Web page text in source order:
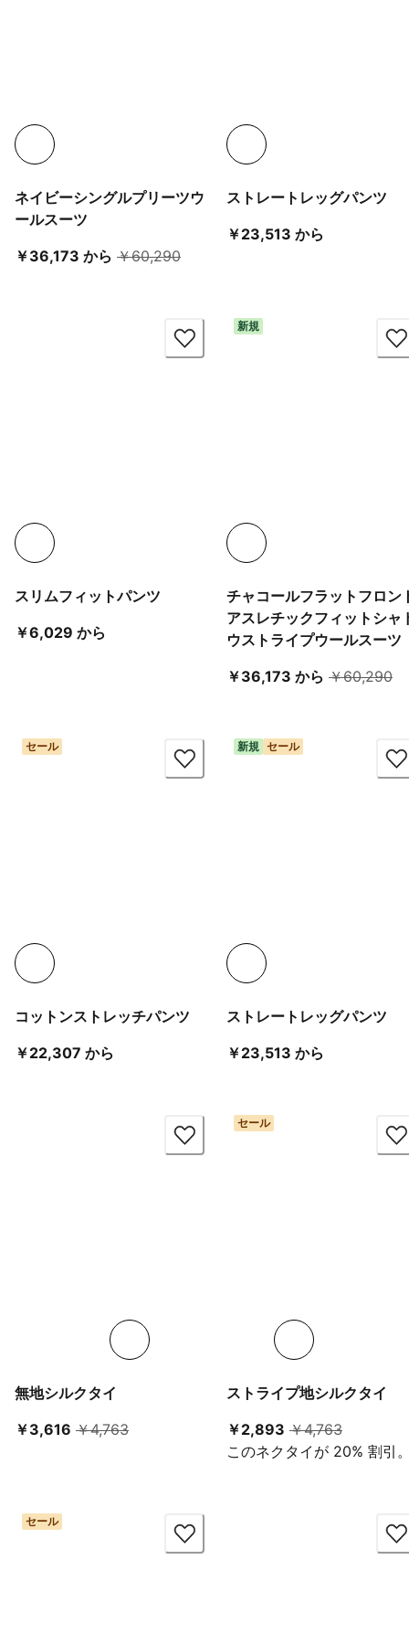
ネイビーシングルプリーツウ
ールスーツ
￥36,173 から 現在の価格 ￥36,173 から
￥60,290元の価格 ￥60,290
ストレートレッグパンツ
￥23,513 から
スリムフィットパンツ
￥6,029 から 現在の価格 ￥6,029 から
チャコールフラットフロン
アスレチックフィットシャ
ウストライプウールスーツ
￥36,173 から 現在の価格
￥60,290
新規
コットンストレッチパンツ
￥22,307 から 現在の価格 ￥22,307 から
セール
ストレートレッグパンツ
￥23,513 から
新規 セール
無地シルクタイ
￥3,616 現在の価格 ￥3,616
￥4,763元の価格 ￥4,763
ストライプ地シルクタイ
￥2,893 現在の価格 ￥
￥4,763元の価格
このネクタイが 20% 割引
セール
セール